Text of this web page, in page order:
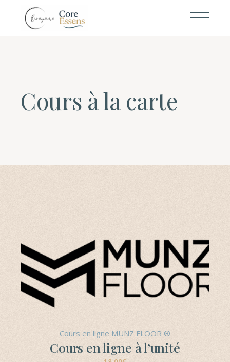
Cours à la carte
Cours en ligne MUNZ FLOOR ®
Cours en ligne à l’unité